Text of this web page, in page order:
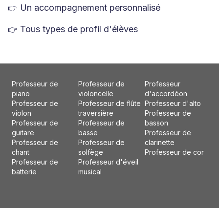
👉 Un accompagnement personnalisé
👉 Tous types de profil d'élèves
Professeur de
piano
Professeur de
violon
Professeur de
guitare
Professeur de
chant
Professeur de
batterie
Professeur de
violoncelle
Professeur de flûte
traversière
Professeur de
basse
Professeur de
solfège
Professeur d'éveil
musical
Professeur
d'accordéon
Professeur d'alto
Professeur de
basson
Professeur de
clarinette
Professeur de cor